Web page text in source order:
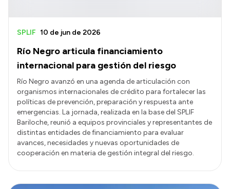
Río Negro articula financiamiento
internacional para gestión del riesgo
SPLIF 10 de jun de 2026
Río Negro avanzó en una agenda de articulación con
organismos internacionales de crédito para fortalecer las
políticas de prevención, preparación y respuesta ante
emergencias. La jornada, realizada en la base del SPLIF
Bariloche, reunió a equipos provinciales y representantes de
distintas entidades de financiamiento para evaluar
avances, necesidades y nuevas oportunidades de
cooperación en materia de gestión integral del riesgo.